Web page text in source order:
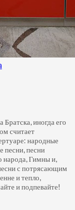
иногда его
считает
народные
песни, песни
народа, Гимны и,
с потрясающим
и тепло,
и подпевайте!